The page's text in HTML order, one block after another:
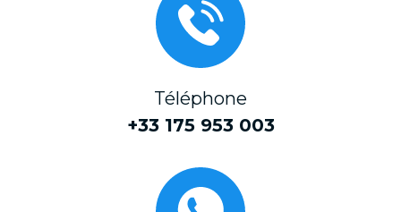
Téléphone
+33 175 953 003